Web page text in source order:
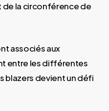
de la circonférence de
associés aux
entre les différentes
blazers devient un défi